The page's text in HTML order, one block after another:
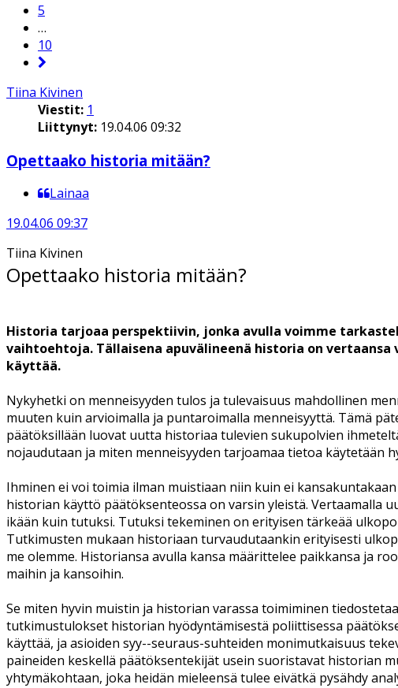
5
…
10
Tiina Kivinen
Viestit: 1
Liittynyt: 19.04.06 09:32
Opettaako historia mitään?
Lainaa
19.04.06 09:37
Tiina Kivinen
Opettaako historia mitään?
Historia tarjoaa perspektiivin, jonka avulla voimme
vaihtoehtoja. Tällaisena apuvälineenä historia on
käyttää.
Nykyhetki on menneisyyden tulos ja tulevaisuus mahdollinen
muuten kuin arvioimalla ja puntaroimalla menneisyyttä. Tämä
päätöksillään luovat uutta historiaa tulevien sukupolvien
nojaudutaan ja miten menneisyyden tarjoamaa tietoa käytetään
Ihminen ei voi toimia ilman muistiaan niin kuin ei
historian käyttö päätöksenteossa on varsin yleistä. Vertaamalla
ikään kuin tutuksi. Tutuksi tekeminen on erityisen tärkeää
Tutkimusten mukaan historiaan turvaudutaankin erityisesti
me olemme. Historiansa avulla kansa määrittelee paikkansa ja
maihin ja kansoihin.
Se miten hyvin muistin ja historian varassa toimiminen
tutkimustulokset historian hyödyntämisestä poliittisessa
käyttää, ja asioiden syy--seuraus-suhteiden monimutkaisuus
paineiden keskellä päätöksentekijät usein suoristavat historian
yhtymäkohtaan, joka heidän mieleensä tulee eivätkä pysähdy